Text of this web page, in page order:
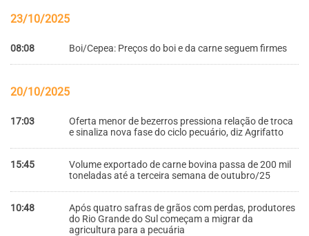
23/10/2025
08:08 Boi/Cepea: Preços do boi e da carne seguem firmes
20/10/2025
17:03
Oferta menor de bezerros pressiona relação de troca
e sinaliza nova fase do ciclo pecuário, diz Agrifatto
15:45
Volume exportado de carne bovina passa de 200 mil
toneladas até a terceira semana de outubro/25
10:48
Após quatro safras de grãos com perdas, produtores
do Rio Grande do Sul começam a migrar da
agricultura para a pecuária